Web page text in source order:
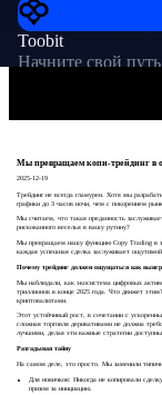
Toobit
Начните свой
Мы превращаем копи-трейдинг в
2025-12-19
Трейдинг не всегда гламурен. Хотя мы
графики до 3 часов ночи, чем с покорением
Мы считаем, что такая преданность
рискованного веселья в вашу рутину?
Мы превращаем нашу функцию Copy Trading в
каждая успешная сделка заслуживает
Почему трейдинг должен ощущаться как
Мы наблюдали, как экосистема цифровых
триллионов в конце 2025 года. Что движет
криптовалютами.
Этот устойчивый рост, в сочетании с
сложная торговля деривативами не должна
лучшими, делая эти важные стратегии
Разгадывая тайну
На самом деле, это просто. Мы заменили
Для новичков: Никогда не копировали
призом за инициацию.